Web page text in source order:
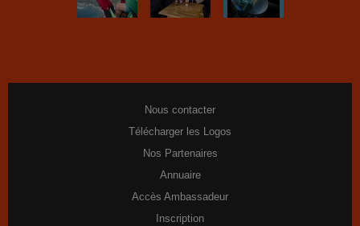
Nous contacter
Télécharger les Logos
Nos Partenaires
Annuaire
Accès Ambassadeur
Inscription